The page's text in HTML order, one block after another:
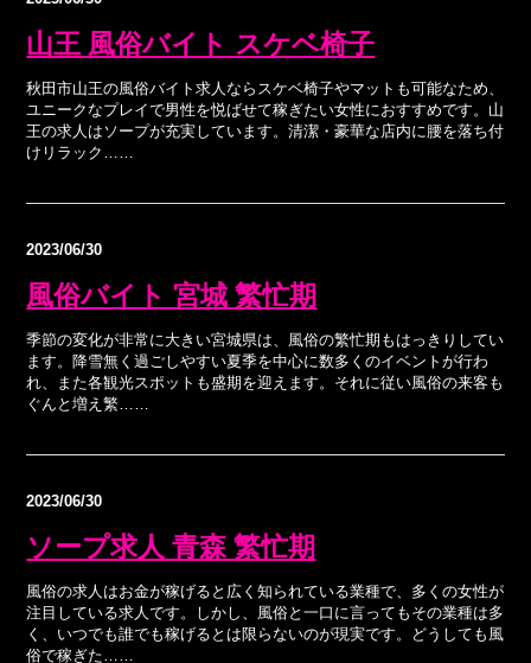
山王 風俗バイト スケベ椅子
秋田市山王の風俗バイト求人ならスケベ椅子やマットも可能なため、
ユニークなプレイで男性を悦ばせて稼ぎたい女性におすすめです。山
王の求人はソープが充実しています。清潔・豪華な店内に腰を落ち付
けリラック……
2023/06/30
風俗バイト 宮城 繁忙期
季節の変化が非常に大きい宮城県は、風俗の繁忙期もはっきりしてい
ます。降雪無く過ごしやすい夏季を中心に数多くのイベントが行わ
れ、また各観光スポットも盛期を迎えます。それに従い風俗の来客も
ぐんと増え繁……
2023/06/30
ソープ求人 青森 繁忙期
風俗の求人はお金が稼げると広く知られている業種で、多くの女性が
注目している求人です。しかし、風俗と一口に言ってもその業種は多
く、いつでも誰でも稼げるとは限らないのが現実です。どうしても風
俗で稼ぎた……